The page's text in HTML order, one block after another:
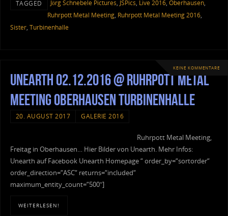
TAGGED Jörg Schnebele Pictures, JSPics, Live 2016, Oberhausen,
Ruhrpott Metal Meeting, Ruhrpott Metal Meeting 2016,
Sister, Turbinenhalle
KEINE KOMMENTARE
Unearth 02.12.2016 @ Ruhrpott Metal
Meeting Oberhausen Turbinenhalle
20. AUGUST 2017 GALERIE 2016
Ruhrpott Metal Meeting,
Freitag in Oberhausen… Hier Bilder von Unearth. Mehr Infos:
Unearth auf Facebook Unearth Homepage “ order_by=“sortorder“
order_direction=“ASC“ returns=“included“
maximum_entity_count=“500″]
WEITERLESEN!